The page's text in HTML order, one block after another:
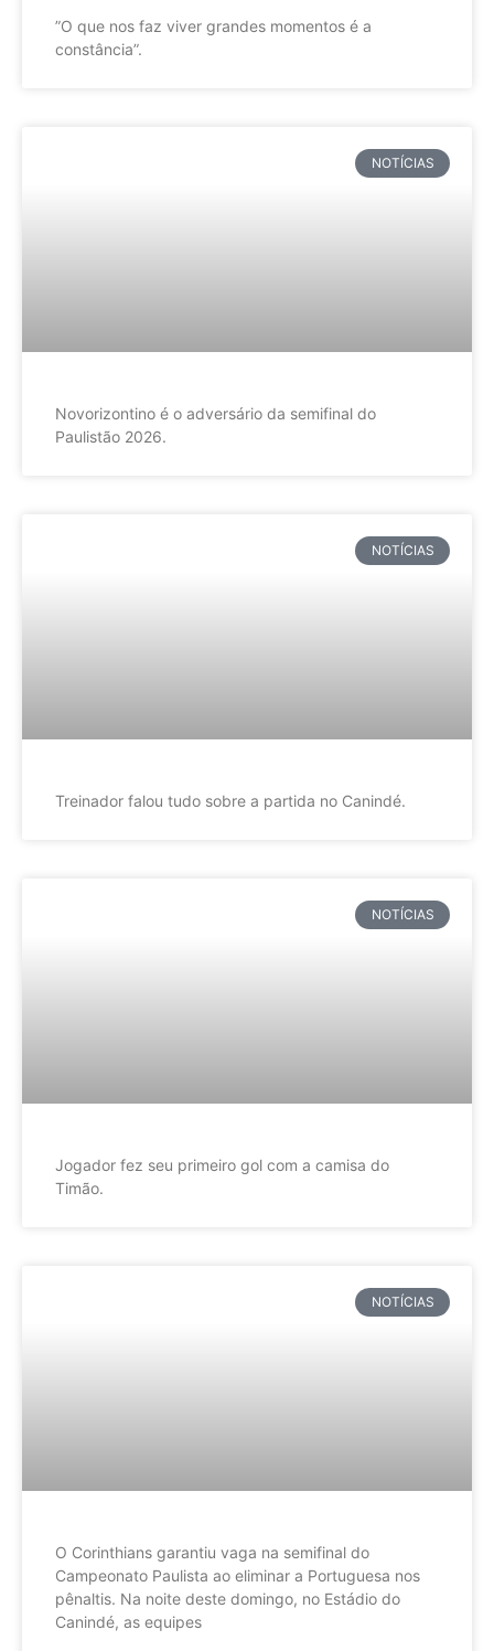
”O que nos faz viver grandes momentos é a
constância”.
NOTÍCIAS
Novorizontino é o adversário da semifinal do
Paulistão 2026.
NOTÍCIAS
Treinador falou tudo sobre a partida no Canindé.
NOTÍCIAS
Jogador fez seu primeiro gol com a camisa do
Timão.
NOTÍCIAS
O Corinthians garantiu vaga na semifinal do
Campeonato Paulista ao eliminar a Portuguesa nos
pênaltis. Na noite deste domingo, no Estádio do
Canindé, as equipes